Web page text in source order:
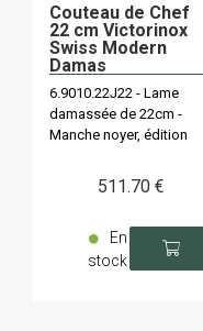
Couteau de Chef
22 cm Victorinox
Swiss Modern
Damas
6.9010.22J22 - Lame
damassée de 22cm -
Manche noyer, édition
exemplaires.
511.70 €
En
stock